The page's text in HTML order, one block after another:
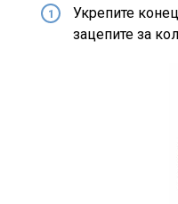
Укрепите
зацепите за